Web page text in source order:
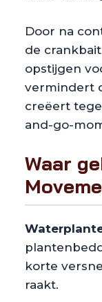
Door na
de
opstijgen
vermindert
creëert
and-go-
Waar
korte
raakt.